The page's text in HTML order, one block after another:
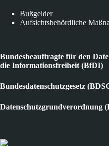
Bußgelder
Aufsichtsbehördliche
Bundesbeauftragte für den
die Informationsfreiheit (BfDI)
Bundesdatenschutzgesetz
Datenschutzgrundverordnung